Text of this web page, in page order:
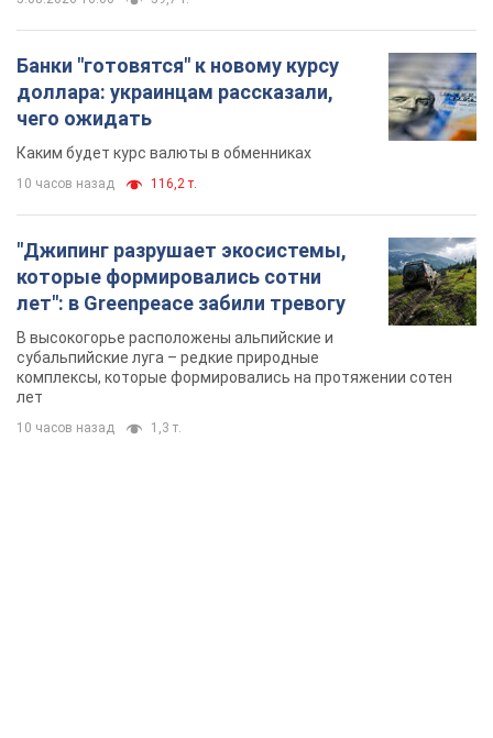
Банки "готовятся" к новому курсу
доллара: украинцам рассказали,
чего ожидать
Каким будет курс валюты в обменниках
10 часов назад 116,2 т.
"Джипинг разрушает экосистемы,
которые формировались сотни
лет": в Greenpeace забили тревогу
В высокогорье расположены альпийские и
субальпийские луга – редкие природные
комплексы, которые формировались на протяжении сотен
лет
10 часов назад 1,3 т.